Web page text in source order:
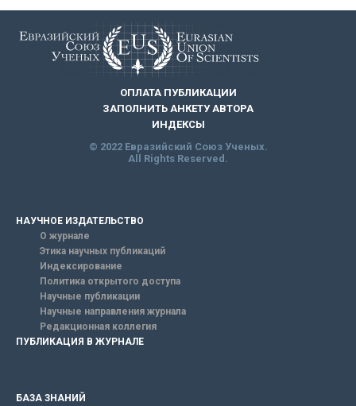
ОПЛАТА ПУБЛИКАЦИИ
ЗАПОЛНИТЬ АНКЕТУ АВТОРА
ИНДЕКСЫ
© 2022 Евразийский Союз Ученых.
All Rights Reserved.
НАУЧНОЕ ИЗДАТЕЛЬСТВО
О журнале
Этика научных публикаций
Индексирование
Политика открытого доступа
Научные публикации
Научные направления журнала
Редакционная коллегия
ПУБЛИКАЦИЯ В ЖУРНАЛЕ
БАЗА ЗНАНИЙ